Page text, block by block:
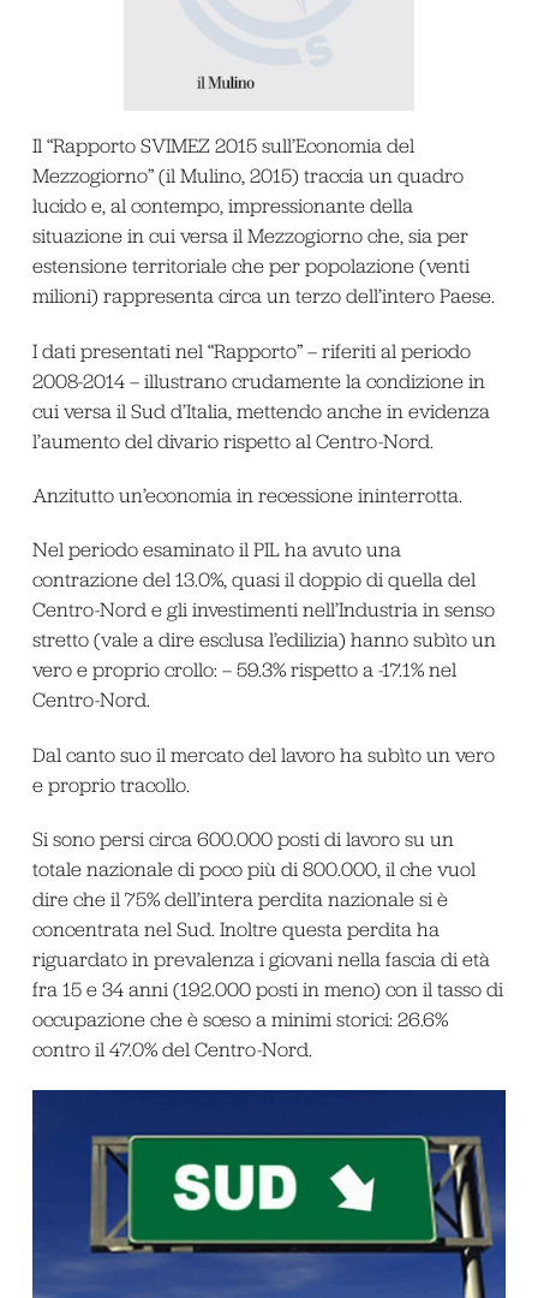
Il “Rapporto SVIMEZ 2015 sull’Economia del
Mezzogiorno” (il Mulino, 2015) traccia un quadro
lucido e, al contempo, impressionante della
situazione in cui versa il Mezzogiorno che, sia per
estensione territoriale che per popolazione (venti
milioni) rappresenta circa un terzo dell’intero Paese.
I dati presentati nel “Rapporto” – riferiti al periodo
2008-2014 – illustrano crudamente la condizione in
cui versa il Sud d’Italia, mettendo anche in evidenza
l’aumento del divario rispetto al Centro-Nord.
Anzitutto un’economia in recessione ininterrotta.
Nel periodo esaminato il PIL ha avuto una
contrazione del 13.0%, quasi il doppio di quella del
Centro-Nord e gli investimenti nell’Industria in senso
stretto (vale a dire esclusa l’edilizia) hanno subìto un
vero e proprio crollo: – 59.3% rispetto a -17.1% nel
Centro-Nord.
Dal canto suo il mercato del lavoro ha subìto un vero
e proprio tracollo.
Si sono persi circa 600.000 posti di lavoro su un
totale nazionale di poco più di 800.000, il che vuol
dire che il 75% dell’intera perdita nazionale si è
concentrata nel Sud. Inoltre questa perdita ha
riguardato in prevalenza i giovani nella fascia di età
fra 15 e 34 anni (192.000 posti in meno) con il tasso di
occupazione che è sceso a minimi storici: 26.6%
contro il 47.0% del Centro-Nord.